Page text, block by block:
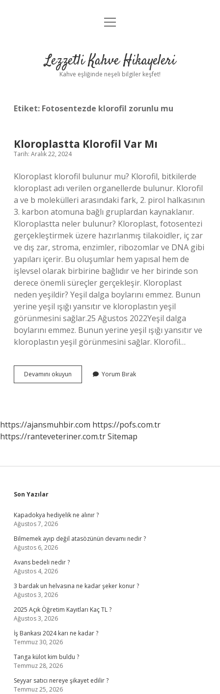
Anasayfa
Yasal Uyarı
menüyü
Lezzetli Kahve Hikayeleri
Kahve eşliğinde neşeli bilgiler keşfet!
Etiket: Fotosentezde klorofil zorunlu mu
Kloroplastta Klorofil Var Mı
Tarih: Aralık 22, 2024
Kloroplast klorofil bulunur mu? Klorofil, bitkilerde
kloroplast adı verilen organellerde bulunur. Klorofil
a ve b molekülleri arasındaki fark, 2. pirol halkasının
3. karbon atomuna bağlı gruplardan kaynaklanır.
Kloroplastta neler bulunur? Kloroplast, fotosentezi
gerçekleştirmek üzere hazırlanmış tilakoidler, iç zar
ve dış zar, stroma, enzimler, ribozomlar ve DNA gibi
yapıları içerir. Bu oluşumlar hem yapısal hem de
işlevsel olarak birbirine bağlıdır ve her birinde son
derece önemli süreçler gerçekleşir. Kloroplast
neden yeşildir? Yeşil dalga boylarını emmez. Bunun
yerine yeşil ışığı yansıtır ve kloroplastın yeşil
görünmesini sağlar.25 Ağustos 2022Yeşil dalga
boylarını emmez. Bunun yerine yeşil ışığı yansıtır ve
kloroplastın yeşil görünmesini sağlar. Klorofil…
Devamını okuyun Kloroplastta
Klorofil
Yorum Bırak
https://ajansmuhbir.com https://pofs.com.tr
https://ranteveteriner.com.trSitemap
Sidebar
Son Yazılar
Kapadokya hediyelik ne alınır ?
Ağustos 7, 2026
Bilmemek ayıp değil atasözünün devamı nedir ?
Ağustos 6, 2026
Avans bedeli nedir ?
Ağustos 4, 2026
3 bardak un helvasına ne kadar şeker konur ?
Ağustos 3, 2026
2025 Açık Öğretim Kayıtları Kaç TL ?
Ağustos 3, 2026
İş Bankası 2024 karı ne kadar ?
Temmuz 30, 2026
Tanga külot kim buldu ?
Temmuz 28, 2026
Seyyar satıcı nereye şikayet edilir ?
Temmuz 25, 2026